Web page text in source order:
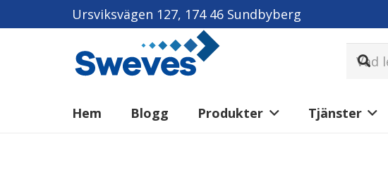
Ursviksvägen 127, 174 46 Sundbyberg
Hem Blogg Produkter Tjänster